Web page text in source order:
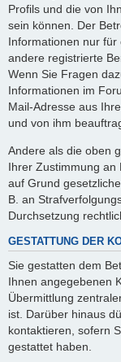
Profils und die von
sein können. Der
Informationen nur für
andere registrierte
Wenn Sie Fragen
Informationen im
Mail-Adresse aus
und von ihm
Andere als die oben
Ihrer Zustimmung an
auf Grund
B. an
Durchsetzung
GESTATTUNG DER
Sie gestatten dem
Ihnen angegebenen
Übermittlung
ist. Darüber hinaus
kontaktieren, sofern
gestattet haben.